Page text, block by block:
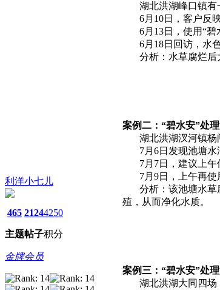
利洋小七儿
465
主题
2124
帖子
4250
积分
金牌会员
湖北洪湖峰口镇有
6月10日，客户反映
6月13日，使用“碧
6月18日回访，水色
分析：水草腐烂后大
案例二：“碧水安”处
湖北洪湖汊河镇杨
7月6日发现池塘水
7月7日，建议上午
7月9日，上午再使
分析：该池塘水草腐
殖，从而净化水质。
案例三：“碧水安”处
湖北洪湖大同四场，